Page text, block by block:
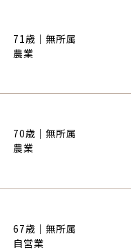
71歳｜無所属
農業
70歳｜無所属
農業
67歳｜無所属
自営業